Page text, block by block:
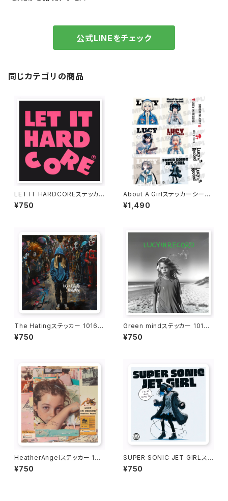
公式LINEをチェック
同じカテゴリの商品
LET IT HARDCOREステッカ
ー 1016-231109049
¥750
About A Girlステッカーシート
1019-241126001
¥1,490
The Hatingステッカー 1016-
231109045
¥750
Green mindステッカー 1016-
231109048
¥750
HeatherAngelステッカー 101
6-231109042
¥750
SUPER SONIC JET GIRLステ
¥750